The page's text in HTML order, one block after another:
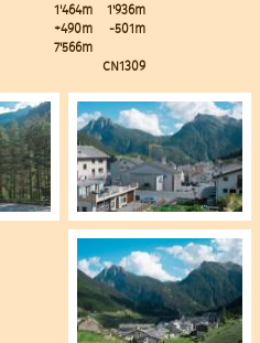
1'464m 1'936m
+490m -501m
7'566m
CN1309